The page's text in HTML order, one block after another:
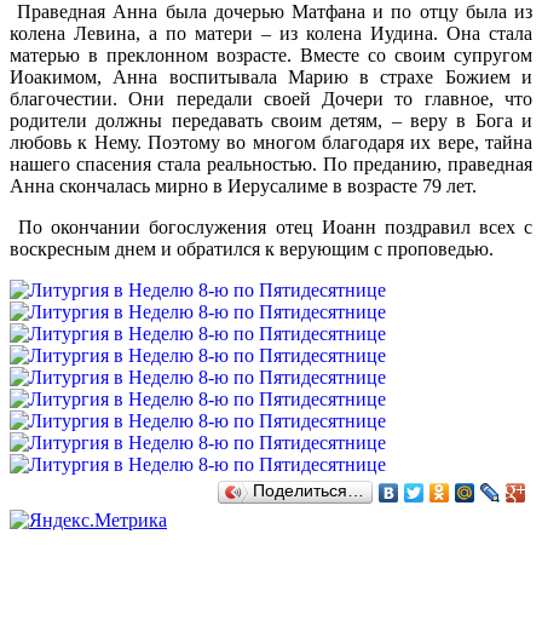
Праведная Анна была дочерью Матфана и по отцу была из
колена Левина, а по матери – из колена Иудина. Она стала
матерью в преклонном возрасте. Вместе со своим супругом
Иоакимом, Анна воспитывала Марию в страхе Божием и
благочестии. Они передали своей Дочери то главное, что
родители должны передавать своим детям, – веру в Бога и
любовь к Нему. Поэтому во многом благодаря их вере, тайна
нашего спасения стала реальностью. По преданию, праведная
Анна скончалась мирно в Иерусалиме в возрасте 79 лет.
По окончании богослужения отец Иоанн поздравил всех с
воскресным днем и обратился к верующим с проповедью.
Поделиться…